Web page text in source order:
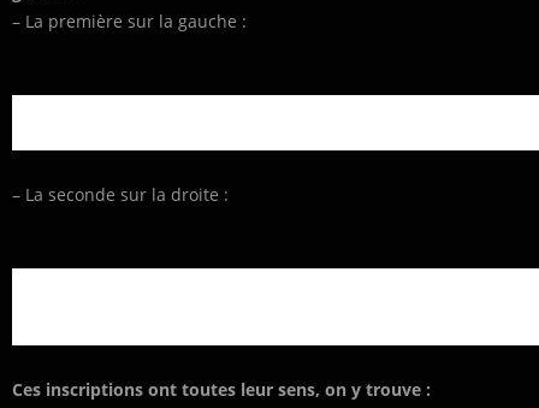
– La première sur la gauche :
– La seconde sur la droite :
Ces inscriptions ont toutes leur sens, on y trouve :